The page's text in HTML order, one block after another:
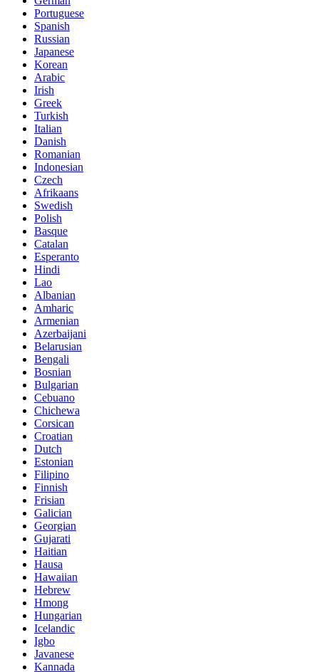
Portuguese
Spanish
Russian
Japanese
Korean
Arabic
Irish
Greek
Turkish
Italian
Danish
Romanian
Indonesian
Czech
Afrikaans
Swedish
Polish
Basque
Catalan
Esperanto
Hindi
Lao
Albanian
Amharic
Armenian
Azerbaijani
Belarusian
Bengali
Bosnian
Bulgarian
Cebuano
Chichewa
Corsican
Croatian
Dutch
Estonian
Filipino
Finnish
Frisian
Galician
Georgian
Gujarati
Haitian
Hausa
Hawaiian
Hebrew
Hmong
Hungarian
Icelandic
Igbo
Javanese
Kannada